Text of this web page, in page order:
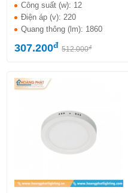
Công suất (w): 12
Điện áp (v):220
Quang thông (lm): 1860
307.200đ 512.000đ